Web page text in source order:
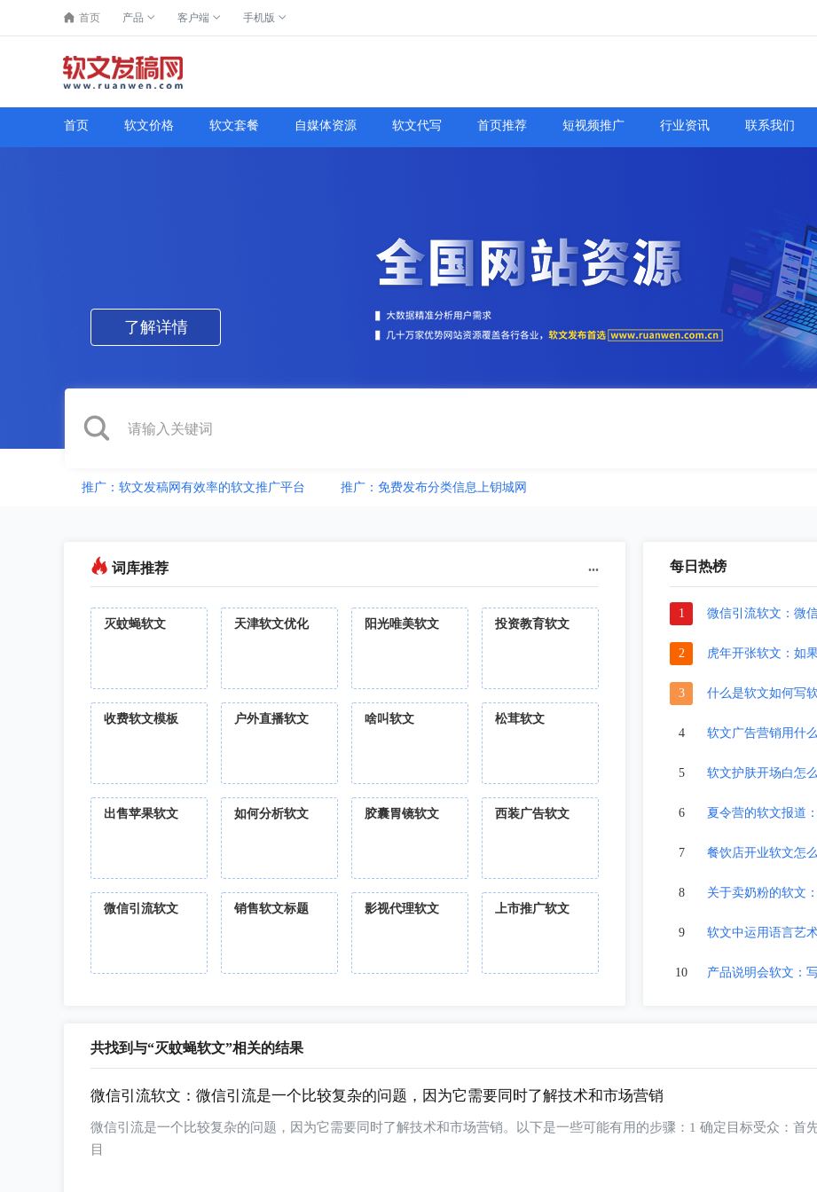
首页 产品 客户端 手机版
首页 软文价格 软文套餐 自媒体资源 软文代写 首页推荐 短视频推广 行业资讯 联系我们
了解详情
推广：软文发稿网有效率的软文推广平台 推广：免费发布分类信息上钥城网
词库推荐 ...
灭蚊蝇软文 天津软文优化 阳光唯美软文 投资教育软文
收费软文模板 户外直播软文 啥叫软文 松茸软文
出售苹果软文 如何分析软文 胶囊胃镜软文 西装广告软文
微信引流软文 销售软文标题 影视代理软文 上市推广软文
每日热榜
1 微信引流软文：微
2 虎年开张软文：如
3 什么是软文如何写
4 软文广告营销用什
5 软文护肤开场白怎
6 夏令营的软文报道
7 餐饮店开业软文怎
8 关于卖奶粉的软文
9 软文中运用语言艺
10 产品说明会软文：
共找到与“灭蚊蝇软文”相关的结果
微信引流软文：微信引流是一个比较复杂的问题，因为它需要同时了解技术和市场营销
微信引流是一个比较复杂的问题，因为它需要同时了解技术和市场营销。以下是一些可能有用的步骤：1 确定目标受众：首先，你需要确定你的
目